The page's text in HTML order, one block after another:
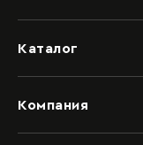
Каталог
Детские
Спальни
Гостиные
Компания
Дизайнерам
Задать вопрос
Обращение в
Написать